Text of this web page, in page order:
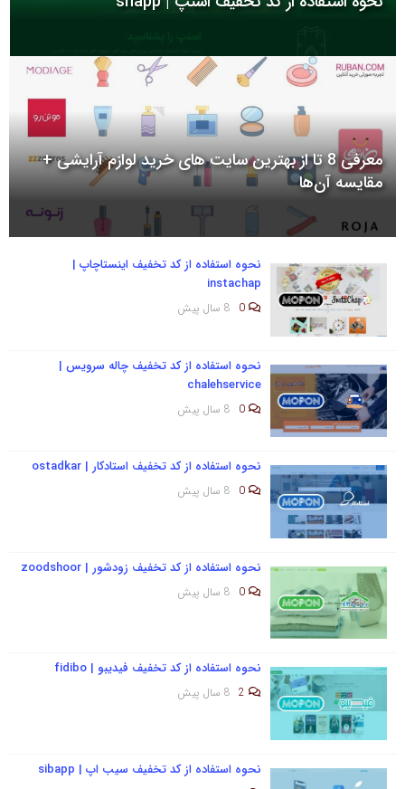
به
بگذارید.
لینک
معرفی 8 تا از بهترین سایت های خرید لوازم آرایشی +
مقایسه آن‌ها
نحوه استفاده از کد تخفیف اینستاچاپ |
instachap
0 8 سال پیش
نحوه استفاده از کد تخفیف چاله سرویس |
chalehservice
0 8 سال پیش
نحوه استفاده از کد تخفیف استادکار | ostadkar
0 8 سال پیش
نحوه استفاده از کد تخفیف زودشور | zoodshoor
0 8 سال پیش
نحوه استفاده از کد تخفیف فیدیبو | fidibo
8 سال پیش
نحوه استفاده از کد تخفیف سیب اپ | sibapp